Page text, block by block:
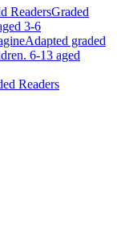
ReadersGraded
3-6
Adapted graded
6-13 aged
Readers